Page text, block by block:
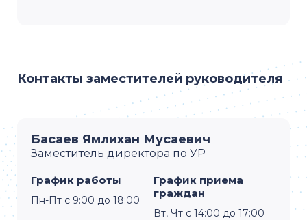
Контакты заместителей руководителя
Басаев Ямлихан Мусаевич
Заместитель директора по УР
График работы
Пн-Пт с 9:00 до 18:00
График приема
граждан
Вт, Чт с 14:00 до 17:00